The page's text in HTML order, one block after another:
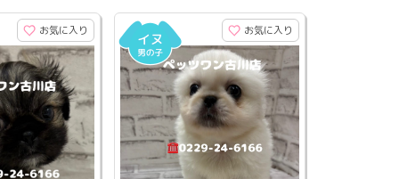
お気に入り お気に入り